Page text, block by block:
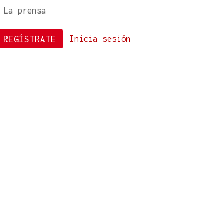
La prensa
Inicia sesión
REGÍSTRATE